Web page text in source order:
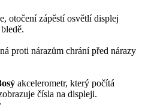
otočení zápěstí osvětlí displej
proti nárazům chrání před nárazy
akcelerometr, který počítá
čísla na displeji.